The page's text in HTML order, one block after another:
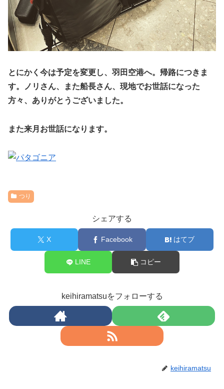
とにかく今は予定を変更し、羽田空港へ。帰路につきま
す。ノリさん、また船長さん、現地でお世話になった
方々、ありがとうございました。
また来月お世話になります。
つり
シェアする
X Facebook はてブ
LINE コピー
keihiramatsuをフォローする
keihiramatsu